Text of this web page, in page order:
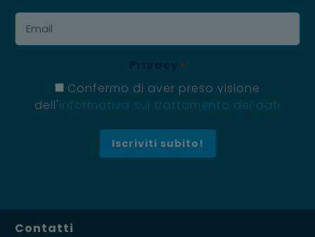
Email
*
Confermo di aver preso visione
dell'informativa sul trattamento dei dati
Contatti